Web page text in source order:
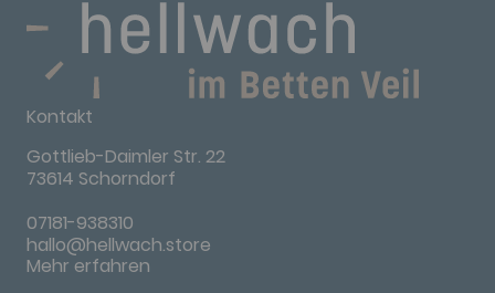
Kontakt
Gottlieb-Daimler Str. 22
73614 Schorndorf
07181-938310
hallo@hellwach.store
Mehr erfahren